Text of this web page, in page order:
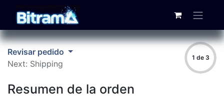
Revisar pedido
Next: Shipping
1 de 3
Resumen de la orden